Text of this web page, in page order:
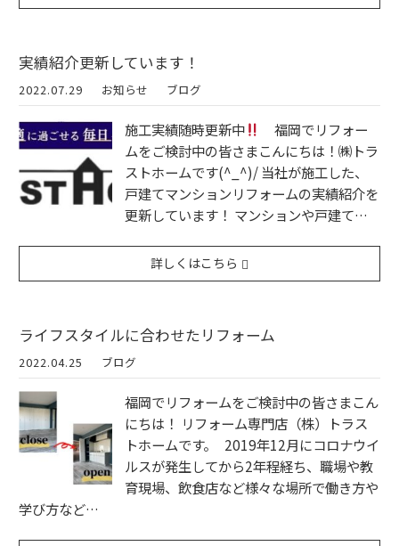
実績紹介更新しています！
2022.07.29 お知らせ ブログ
施工実績随時更新中
福岡でリフォー
ムをご検討中の皆さまこんにちは！㈱トラ
ストホームです(^_^)/ 当社が施工した、
戸建てマンションリフォームの実績紹介を
更新しています！ マンションや戸建て…
詳しくはこちら
ライフスタイルに合わせたリフォーム
2022.04.25 ブログ
福岡でリフォームをご検討中の皆さまこん
にちは！ リフォーム専門店（株）トラス
トホームです。 2019年12月にコロナウイ
ルスが発生してから2年程経ち、職場や教
育現場、飲食店など様々な場所で働き方や
学び方など…